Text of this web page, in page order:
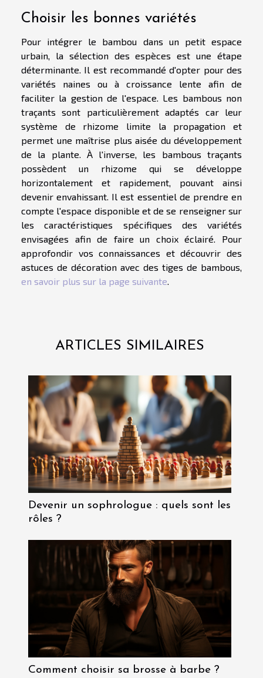
Choisir les bonnes variétés
Pour intégrer le bambou dans un petit espace
urbain, la sélection des espèces est une étape
déterminante. Il est recommandé d'opter pour des
variétés naines ou à croissance lente afin de
faciliter la gestion de l'espace. Les bambous non
traçants sont particulièrement adaptés car leur
système de rhizome limite la propagation et
permet une maîtrise plus aisée du développement
de la plante. À l'inverse, les bambous traçants
possèdent un rhizome qui se développe
horizontalement et rapidement, pouvant ainsi
devenir envahissant. Il est essentiel de prendre en
compte l'espace disponible et de se renseigner sur
les caractéristiques spécifiques des variétés
envisagées afin de faire un choix éclairé. Pour
approfondir vos connaissances et découvrir des
astuces de décoration avec des tiges de bambous,
en savoir plus sur la page suivante.
ARTICLES SIMILAIRES
Devenir un sophrologue : quels sont les
rôles ?
Comment choisir sa brosse à barbe ?